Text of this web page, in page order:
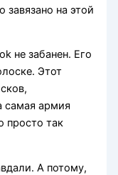
на этой
не забанен. Его
Этот
самая армия
просто так
А потому,